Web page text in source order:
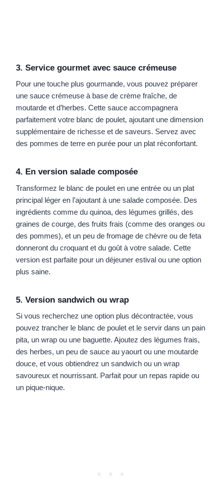
3. Service gourmet avec sauce crémeuse
Pour une touche plus gourmande, vous pouvez préparer
une sauce crémeuse à base de crème fraîche, de
moutarde et d’herbes. Cette sauce accompagnera
parfaitement votre blanc de poulet, ajoutant une dimension
supplémentaire de richesse et de saveurs. Servez avec
des pommes de terre en purée pour un plat réconfortant.
4. En version salade composée
Transformez le blanc de poulet en une entrée ou un plat
principal léger en l’ajoutant à une salade composée. Des
ingrédients comme du quinoa, des légumes grillés, des
graines de courge, des fruits frais (comme des oranges ou
des pommes), et un peu de fromage de chèvre ou de feta
donneront du croquant et du goût à votre salade. Cette
version est parfaite pour un déjeuner estival ou une option
plus saine.
5. Version sandwich ou wrap
Si vous recherchez une option plus décontractée, vous
pouvez trancher le blanc de poulet et le servir dans un pain
pita, un wrap ou une baguette. Ajoutez des légumes frais,
des herbes, un peu de sauce au yaourt ou une moutarde
douce, et vous obtiendrez un sandwich ou un wrap
savoureux et nourrissant. Parfait pour un repas rapide ou
un pique-nique.